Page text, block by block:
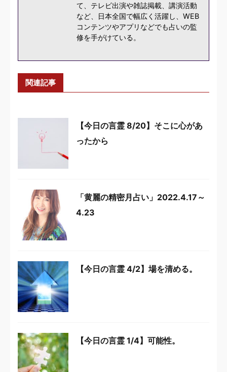
て、テレビ出演や雑誌掲載、講演活動
など、日本全国で幅広く活躍し、WEB
コンテンツやアプリなどでも占いの監
修を手がけている。
関連記事
【今日の言霊 8/20】そこに心があ
ったから
「黄麗の精密月占い」2022.4.17～
4.23
【今日の言霊 4/2】場を清める。
【今日の言霊 1/4】可能性。